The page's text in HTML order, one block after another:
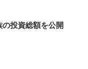
の投資総額を公開